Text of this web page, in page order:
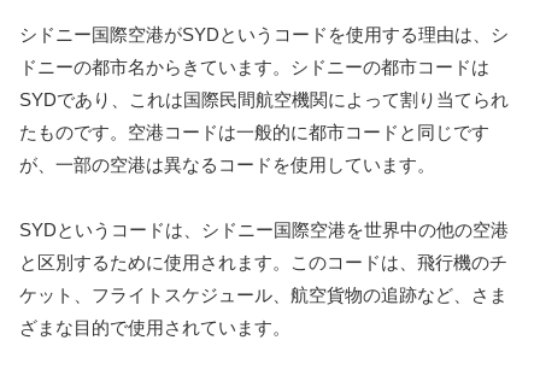
シドニー国際空港がSYDというコードを使用する理由は、シ
ドニーの都市名からきています。シドニーの都市コードは
SYDであり、これは国際民間航空機関によって割り当てられ
たものです。空港コードは一般的に都市コードと同じです
が、一部の空港は異なるコードを使用しています。
SYDというコードは、シドニー国際空港を世界中の他の空港
と区別するために使用されます。このコードは、飛行機のチ
ケット、フライトスケジュール、航空貨物の追跡など、さま
ざまな目的で使用されています。